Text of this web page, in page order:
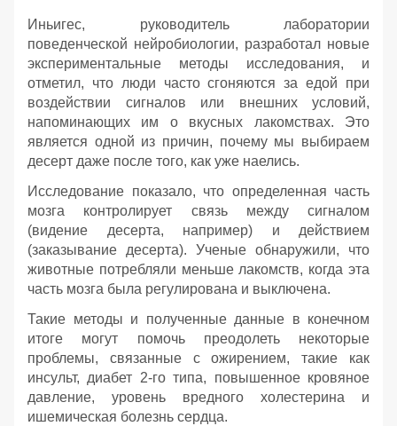
Иньигес, руководитель лаборатории
поведенческой нейробиологии, разработал новые
экспериментальные методы исследования, и
отметил, что люди часто сгоняются за едой при
воздействии сигналов или внешних условий,
напоминающих им о вкусных лакомствах. Это
является одной из причин, почему мы выбираем
десерт даже после того, как уже наелись.
Исследование показало, что определенная часть
мозга контролирует связь между сигналом
(видение десерта, например) и действием
(заказывание десерта). Ученые обнаружили, что
животные потребляли меньше лакомств, когда эта
часть мозга была регулирована и выключена.
Такие методы и полученные данные в конечном
итоге могут помочь преодолеть некоторые
проблемы, связанные с ожирением, такие как
инсульт, диабет 2-го типа, повышенное кровяное
давление, уровень вредного холестерина и
ишемическая болезнь сердца.